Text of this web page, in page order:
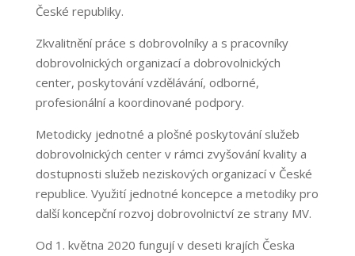
České republiky.
Zkvalitnění práce s dobrovolníky a s pracovníky
dobrovolnických organizací a dobrovolnických
center, poskytování vzdělávání, odborné,
profesionální a koordinované podpory.
Metodicky jednotné a plošné poskytování služeb
dobrovolnických center v rámci zvyšování kvality a
dostupnosti služeb neziskových organizací v České
republice. Využití jednotné koncepce a metodiky pro
další koncepční rozvoj dobrovolnictví ze strany MV.
Od 1. května 2020 fungují v deseti krajích Česka